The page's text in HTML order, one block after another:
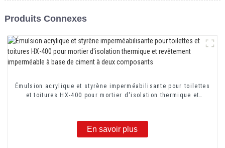
Produits Connexes
Émulsion acrylique et styrène imperméabilisante pour toilettes
et toitures HX-400 pour mortier d'isolation thermique et
En savoir plus